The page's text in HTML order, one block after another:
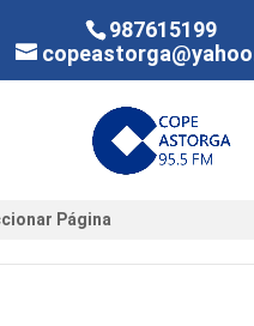
987615199
Página